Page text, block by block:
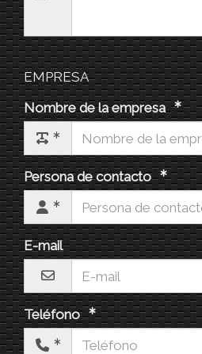
EMPRESA
Nombre de la empresa
Persona de contacto
E-mail
Teléfono